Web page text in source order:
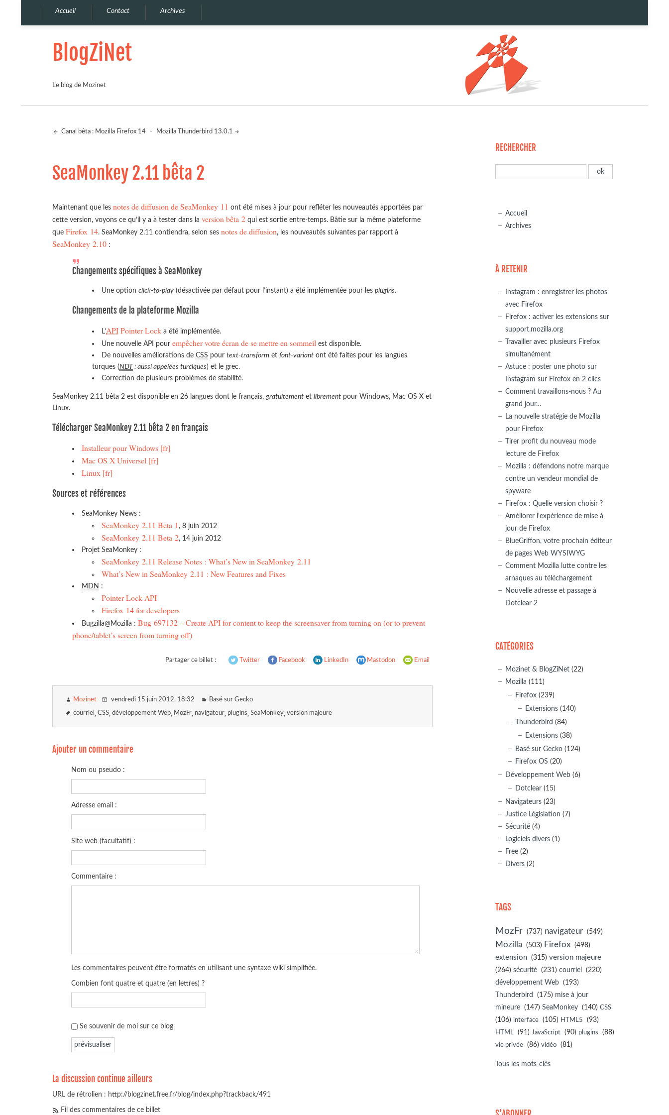
Accueil Contact Archives
BlogZiNet
Le blog de Mozinet
Canal bêta : Mozilla Firefox 14 - Mozilla Thunderbird 13.0.1
SeaMonkey 2.11 bêta 2
Maintenant que les notes de diffusion de SeaMonkey 11 ont été mises à jour pour refléter les nouveautés apportées par
cette version, voyons ce qu’il y a à tester dans la version bêta 2 qui est sortie entre-temps. Bâtie sur la même plateforme
que Firefox 14. SeaMonkey 2.11 contiendra, selon ses notes de diffusion, les nouveautés suivantes par rapport à
SeaMonkey 2.10 :
Changements spécifiques à SeaMonkey
Une optionclick-to-play (désactivée par défaut pour l’instant) a été implémentée pour lesplugins.
Changements de la plateforme Mozilla
L’APIPointer Lock a été implémentée.
Une nouvelle API pourempêcher votre écran de se mettre en sommeil est disponible.
De nouvelles améliorations deCSS pourtext-transform etfont-variant ont été faites pour les langues
turques (NDT : aussi appelées turciques) et le grec.
Correction de plusieurs problèmes de stabilité.
SeaMonkey 2.11 bêta 2 est disponible en 26 langues dont le français,gratuitement et librement pour Windows, Mac OS X et
Linux.
Télécharger SeaMonkey 2.11 bêta 2 en français
Installeur pour Windows [fr]
Mac OS X Universel [fr]
Linux [fr]
Sources et références
SeaMonkey News :
SeaMonkey 2.11 Beta 1 , 8 juin 2012
SeaMonkey 2.11 Beta 2, 14 juin 2012
Projet SeaMonkey :
SeaMonkey 2.11 Release Notes : What’s New in SeaMonkey 2.11
What’s New in SeaMonkey 2.11 : New Features and Fixes
MDN :
Pointer Lock API
Firefox 14 for developers
Bugzilla@Mozilla : Bug 697132 – Create API for content to keep the screensaver from turning on (or to prevent
phone/tablet’s screen from turning off)
Partager ce billet : Twitter Facebook LinkedIn Mastodon Email
Mozinet vendredi 15 juin 2012, 18:32 Basé sur Gecko
courriel CSS développement Web MozFr navigateur plugins SeaMonkey version majeure
Ajouter un commentaire
Nom ou pseudo :
Adresse email :
Site web (facultatif) :
Commentaire :
Les commentaires peuvent être formatés en utilisant une syntaxe wiki simplifiée.
Combien font quatre et quatre (en lettres) ?
Se souvenir de moi sur ce blog
La discussion continue ailleurs
URL de rétrolien : http://blogzinet.free.fr/blog/index.php?trackback/491
Fil des commentaires de ce billet
RECHERCHER
Accueil
Archives
À RETENIR
Instagram : enregistrer les photos
avec Firefox
Firefox : activer les extensions sur
support.mozilla.org
Travailler avec plusieurs Firefox
simultanément
Astuce : poster une photo sur
Instagram sur Firefox en 2 clics
Comment travaillons-nous ? Au
grand jour…
La nouvelle stratégie de Mozilla
pour Firefox
Tirer profit du nouveau mode
lecture de Firefox
Mozilla : défendons notre marque
contre un vendeur mondial de
spyware
Firefox : Quelle version choisir ?
Améliorer l'expérience de mise à
jour de Firefox
BlueGriffon, votre prochain éditeur
de pages Web WYSIWYG
Comment Mozilla lutte contre les
arnaques au téléchargement
Nouvelle adresse et passage à
Dotclear 2
CATÉGORIES
Mozinet & BlogZiNet (22)
Mozilla (111)
Firefox (239)
Extensions (140)
Thunderbird (84)
Extensions (38)
Basé sur Gecko (124)
Firefox OS (20)
Développement Web (6)
Dotclear (15)
Navigateurs (23)
Justice Législation (7)
Sécurité (4)
Logiciels divers (1)
Free (2)
Divers (2)
TAGS
MozFr (737) navigateur (549)
Mozilla (503) Firefox (498)
extension (315)version majeure
(264)sécurité (231)courriel
(220)
développement Web (193)
Thunderbird (175) mise à jour
mineure (147)SeaMonkey (140)CSS
(106)interface (105) HTML5 (93)
HTML (91) JavaScript (90) plugins (88)
vie privée (86)vidéo (81)
Tous les mots-clés